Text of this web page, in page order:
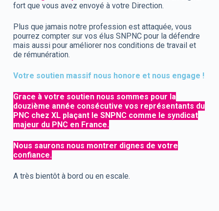
fort que vous avez envoyé à votre Direction.
Plus que jamais notre profession est attaquée, vous
pourrez compter sur vos élus SNPNC pour la défendre
mais aussi pour améliorer nos conditions de travail et
de rémunération.
Votre soutien massif nous honore et nous engage !
Grace à votre soutien nous sommes pour la
douzième année consécutive vos représentants du
PNC chez XL plaçant le SNPNC comme le syndicat
majeur du PNC en France.
Nous saurons nous montrer dignes de votre
confiance.
A très bientôt à bord ou en escale.